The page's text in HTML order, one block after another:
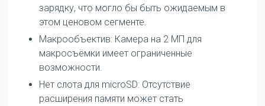
зарядку, что могло бы быть ожидаемым в
этом ценовом сегменте.
Макрообъектив: Камера на 2 МП для
макросъёмки имеет ограниченные
возможности.
Нет слота для microSD: Отсутствие
расширения памяти может стать